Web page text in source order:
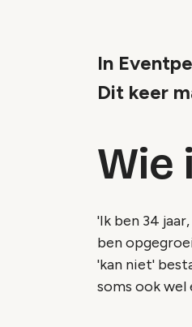
In
Dit keer
Wie
'Ik ben 34
ben
'kan niet'
soms ook wel